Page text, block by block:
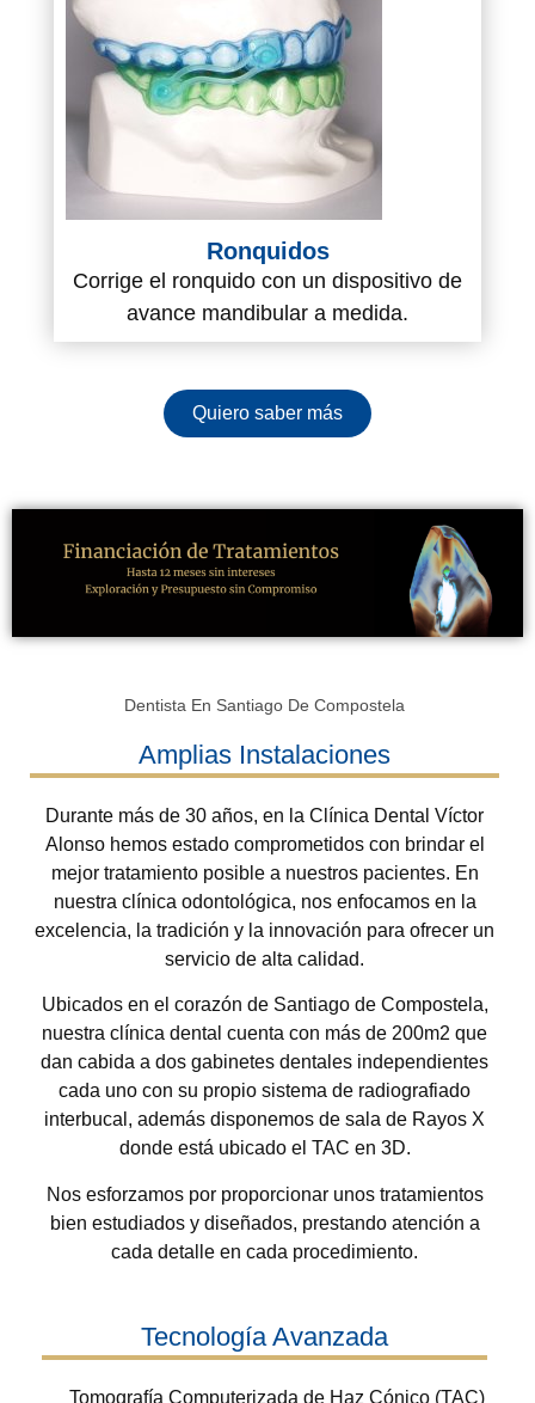
Ronquidos
Corrige el ronquido con un dispositivo de
avance mandibular a medida.
Quiero saber más
Dentista En Santiago De Compostela
Amplias Instalaciones
Durante más de 30 años, en la Clínica Dental Víctor
Alonso hemos estado comprometidos con brindar el
mejor tratamiento posible a nuestros pacientes. En
nuestra clínica odontológica, nos enfocamos en la
excelencia, la tradición y la innovación para ofrecer un
servicio de alta calidad.
Ubicados en el corazón de Santiago de Compostela,
nuestra clínica dental cuenta con más de 200m2 que
dan cabida a dos gabinetes dentales independientes
cada uno con su propio sistema de radiografiado
interbucal, además disponemos de sala de Rayos X
donde está ubicado el TAC en 3D.
Nos esforzamos por proporcionar unos tratamientos
bien estudiados y diseñados, prestando atención a
cada detalle en cada procedimiento.
Tecnología Avanzada
Tomografía Computerizada de Haz Cónico (TAC)